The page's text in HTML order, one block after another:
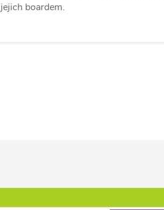
jejich boardem.